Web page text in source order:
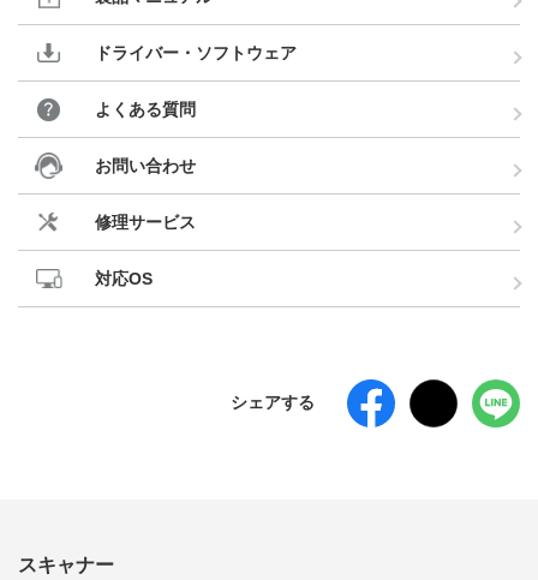
ドライバー・ソフトウェア
よくある質問
お問い合わせ
修理サービス
対応OS
シェアする
スキャナー